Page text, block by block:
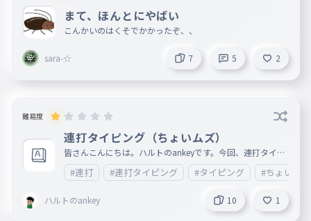
まて、ほんとにやばい
こんかいのはくそでかかったぞ、、
sara-☆ 7 5 2
難易度
連打タイピング（ちょいムズ）
皆さんこんにちは。ハルトのankeyです。今回、連打タイピ
ング（ちょいムズ）です。普通に、ネタ切れてます。助けて
。あと、名前は言いたくなかったのですが、あいかさん。僕
のこと嫌いですか？こんな質問してすみませんですが、理由
は、なんか、ちょっと距離置かれてる気がして...。本当にこ
んなこと言って申し訳ございません。もし、嫌いじゃなかっ
たら、8月10日の日にタイピング3本くらい投稿します。い
#連打 #連打タイピング #タイピング #ちょいムズ
ハルトのankey 10 1